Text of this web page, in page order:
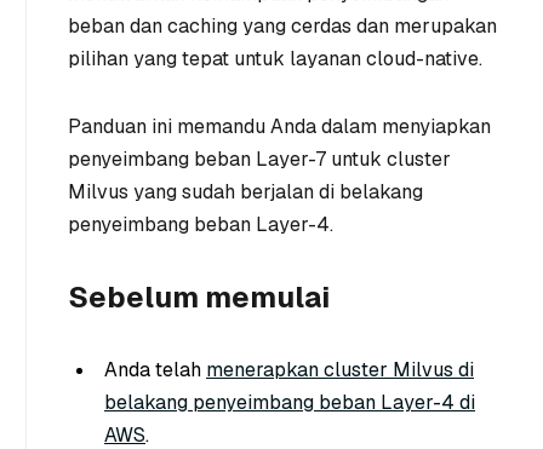
beban dan caching yang cerdas dan merupakan
pilihan yang tepat untuk layanan cloud-native.
Panduan ini memandu Anda dalam menyiapkan
penyeimbang beban Layer-7 untuk cluster
Milvus yang sudah berjalan di belakang
penyeimbang beban Layer-4.
Sebelum memulai
Anda telah menerapkan cluster Milvus di
belakang penyeimbang beban Layer-4 di
AWS.